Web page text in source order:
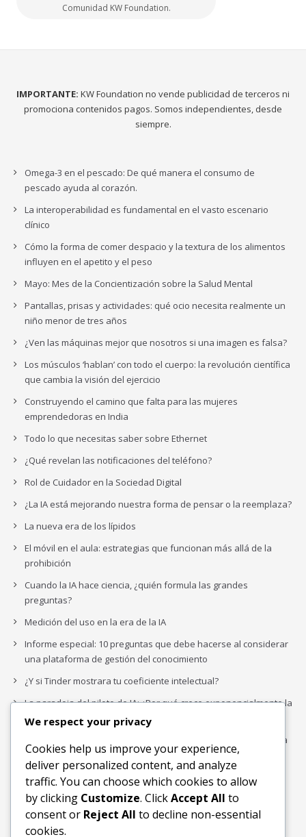
Comunidad KW Foundation.
IMPORTANTE: KW Foundation no vende publicidad de terceros ni
promociona contenidos pagos. Somos independientes, desde
siempre.
Omega-3 en el pescado: De qué manera el consumo de
pescado ayuda al corazón.
La interoperabilidad es fundamental en el vasto escenario
clínico
Cómo la forma de comer despacio y la textura de los alimentos
influyen en el apetito y el peso
Mayo: Mes de la Concientización sobre la Salud Mental
Pantallas, prisas y actividades: qué ocio necesita realmente un
niño menor de tres años
¿Ven las máquinas mejor que nosotros si una imagen es falsa?
Los músculos ‘hablan’ con todo el cuerpo: la revolución científica
que cambia la visión del ejercicio
Construyendo el camino que falta para las mujeres
emprendedoras en India
Todo lo que necesitas saber sobre Ethernet
¿Qué revelan las notificaciones del teléfono?
Rol de Cuidador en la Sociedad Digital
¿La IA está mejorando nuestra forma de pensar o la reemplaza?
La nueva era de los lípidos
El móvil en el aula: estrategias que funcionan más allá de la
prohibición
Cuando la IA hace ciencia, ¿quién formula las grandes
preguntas?
Medición del uso en la era de la IA
Informe especial: 10 preguntas que debe hacerse al considerar
una plataforma de gestión del conocimiento
¿Y si Tinder mostrara tu coeficiente intelectual?
La paradoja del piloto de IA: ¿Por qué crece exponencialmente la
complejidad de la IA empresarial?
Los organigramas de marketing se crearon para los canales. La
IA acaba de dejarlos obsoletos.
Buscar
Buscar
We respect your privacy
Cookies help us improve your experience,
deliver personalized content, and analyze
traffic. You can choose which cookies to allow
by clicking Customize. ClickAccept All to
consent or Reject All to decline non-essential
cookies.